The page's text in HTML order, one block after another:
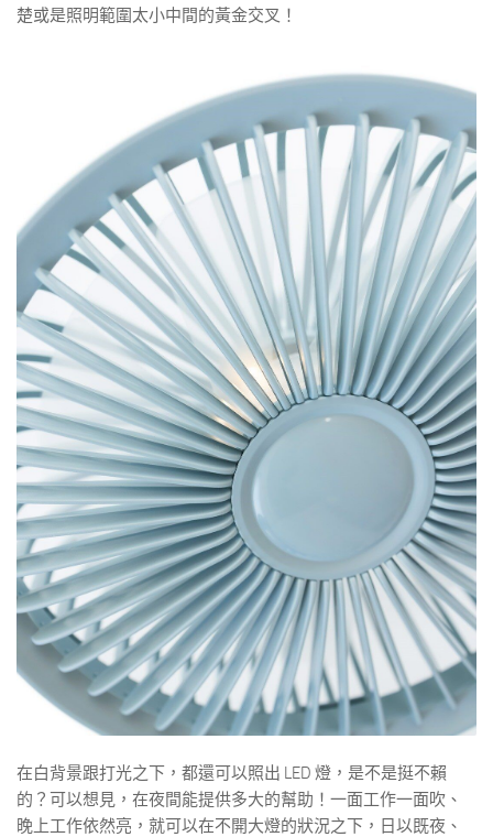
楚或是照明範圍太小中間的黃金交叉！
在白背景跟打光之下，都還可以照出 LED 燈，是不是挺不賴
的？可以想見，在夜間能提供多大的幫助！一面工作一面吹、
晚上工作依然亮，就可以在不開大燈的狀況之下，日以既夜、